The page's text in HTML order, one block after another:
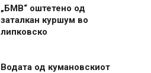
„БМВ“ оштетено од
заталкан куршум во
липковско
Водата од кумановскиот